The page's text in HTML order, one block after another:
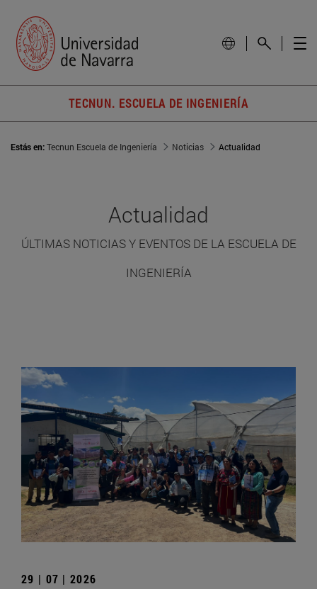
TECNUN. ESCUELA DE INGENIERÍA
Estás en:Tecnun Escuela de Ingeniería Noticias Actualidad
Actualidad
ÚLTIMAS NOTICIAS Y EVENTOS DE LA ESCUELA DE
INGENIERÍA
29 | 07 | 2026